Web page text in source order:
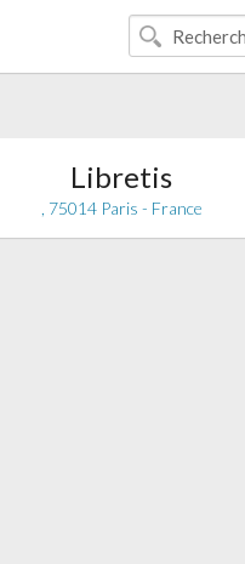
Libretis
, 75014 Paris - France